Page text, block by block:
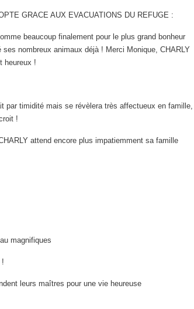
GRACE AUX EVACUATIONS DU REFUGE :
beaucoup finalement pour le plus grand bonheur
nombreux animaux déjà ! Merci Monique, CHARLY
heureux !
par timidité mais se révèlera très affectueux en famille,
!
attend encore plus impatiemment sa famille
magnifiques
!
leurs maîtres pour une vie heureuse